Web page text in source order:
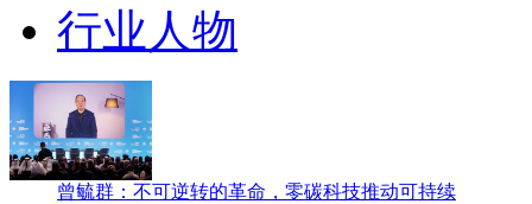
行业人物
曾毓群：不可逆转的革命，零碳科技推动可持续